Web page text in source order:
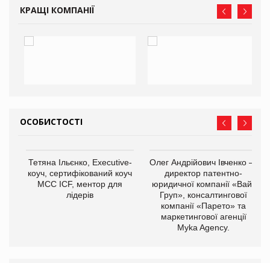
КРАЩІ КОМПАНІЇ
ОСОБИСТОСТІ
Тетяна Ільєнко, Executive-
коуч, сертифікований коуч
МСС ICF, ментор для
лідерів
Олег Андрійович Івченко —
директор патентно-
юридичної компанії «Вайз
Груп», консалтингової
компанії «Парето» та
маркетингової агенції
Myka Agency.